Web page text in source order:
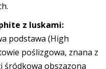
z luskami:
podstawa (High
poślizgowa, znana z
śródkowa obszazona